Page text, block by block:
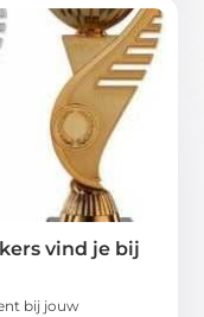
vind je bij
bij jouw